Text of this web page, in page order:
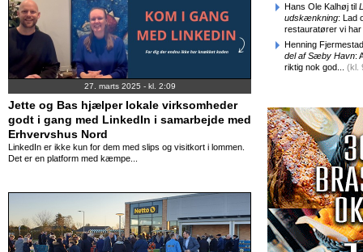
Hans Ole Kalhøj til
udskænkning: Lad
restauratører vi
Henning
del af Sæby Havn:
riktig nok god... (kl.
27. marts 2025 - kl. 2:09
Jette og Bas hjælper lokale virksomheder
godt i gang med LinkedIn i samarbejde med
Erhvervshus Nord
LinkedIn er ikke kun for dem med slips og visitkort i lommen.
Det er en platform med kæmpe...